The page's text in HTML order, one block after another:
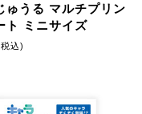
ゅうる マルチプリン
ト ミニサイズ
込)